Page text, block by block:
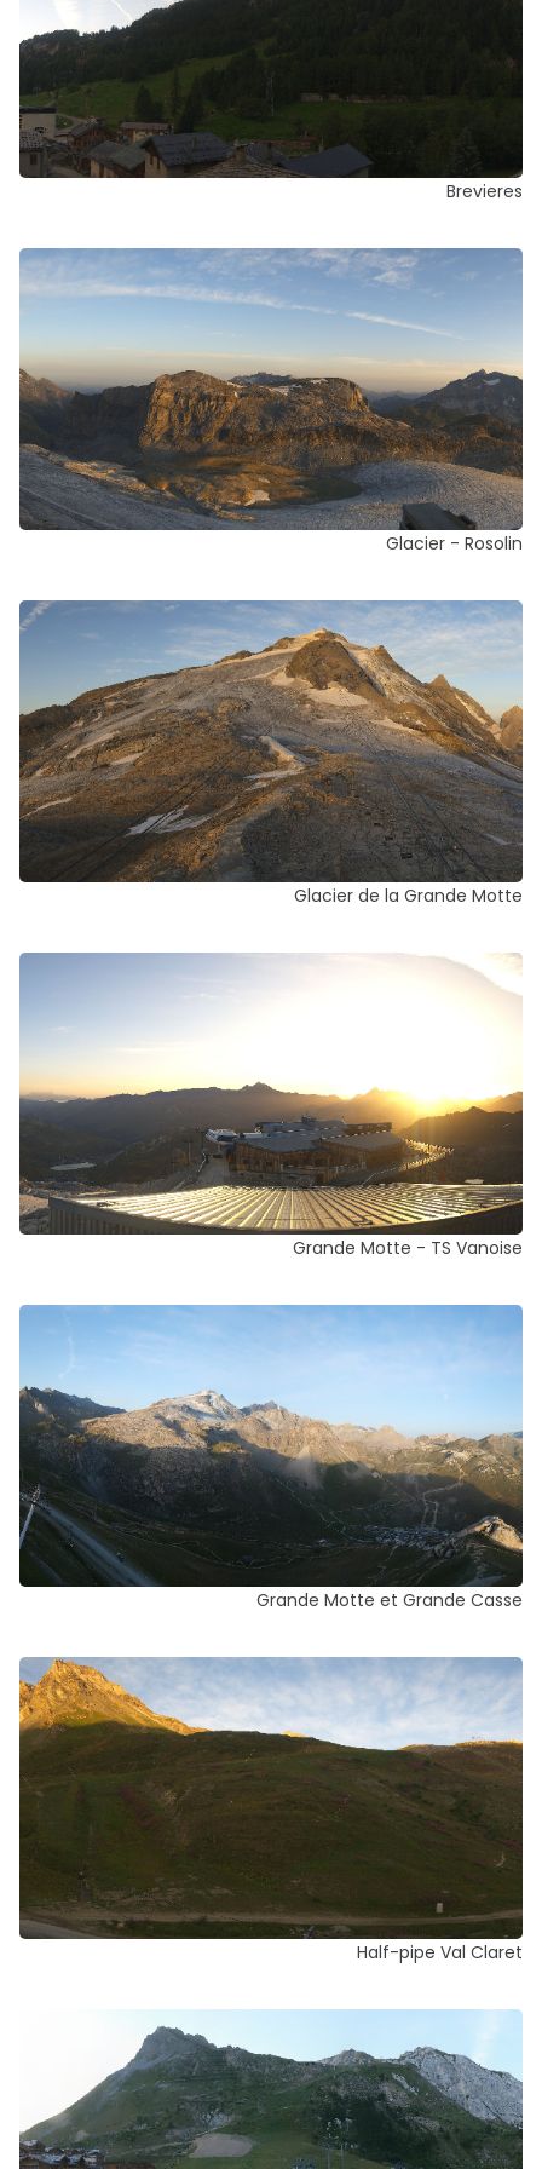
Brevieres
Glacier - Rosolin
Glacier de la Grande Motte
Grande Motte - TS Vanoise
Grande Motte et Grande Casse
Half-pipe Val Claret